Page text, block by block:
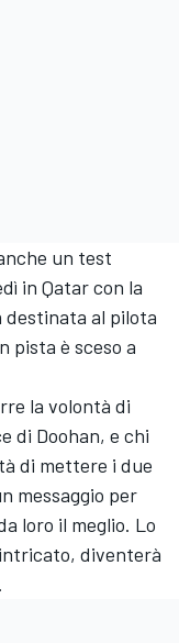
un test
in Qatar con la
destinata al pilota
pista è sceso a
la volontà di
di Doohan, e chi
di mettere i due
messaggio per
loro il meglio. Lo
diventerà